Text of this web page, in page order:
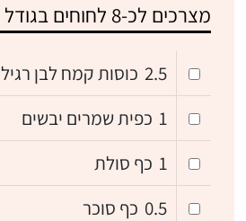
מצרכים לכ-8 לחוחים בגודל בינוני
2.5 כוסות קמח לבן רגיל
1 כפית שמרים יבשים
1 כף סולת
0.5 כף סוכר